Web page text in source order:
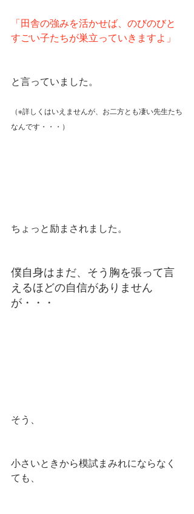
「田舎の強みを活かせば、のびのびと
すごい子たちが巣立っていきますよ」
と言っていました。
（※詳しくはいえませんが、お二方とも凄い先生たち
なんです・・・）
ちょっと励まされました。
僕自身はまだ、そう胸を張って言
えるほどの自信がありません
が・・・
そう、
小さいときから模試まみれにならなく
ても、